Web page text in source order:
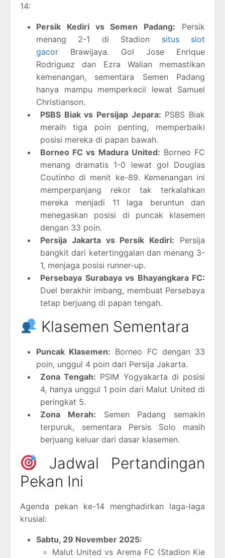
14:
Persik Kediri vs Semen Padang: Persik
menang 2-1 di Stadion situs slot
gacor Brawijaya. Gol Jose Enrique
Rodriguez dan Ezra Walian memastikan
kemenangan, sementara Semen Padang
hanya mampu memperkecil lewat Samuel
Christianson.
PSBS Biak vs Persijap Jepara: PSBS Biak
meraih tiga poin penting, memperbaiki
posisi mereka di papan bawah.
Borneo FC vs Madura United: Borneo FC
menang dramatis 1-0 lewat gol Douglas
Coutinho di menit ke-89. Kemenangan ini
memperpanjang rekor tak terkalahkan
mereka menjadi 11 laga beruntun dan
menegaskan posisi di puncak klasemen
dengan 33 poin.
Persija Jakarta vs Persik Kediri: Persija
bangkit dari ketertinggalan dan menang 3-
1, menjaga posisi runner-up.
Persebaya Surabaya vs Bhayangkara FC:
Duel berakhir imbang, membuat Persebaya
tetap berjuang di papan tengah.
Klasemen Sementara
Puncak Klasemen: Borneo FC dengan 33
poin, unggul 4 poin dari Persija Jakarta.
Zona Tengah: PSIM Yogyakarta di posisi
4, hanya unggul 1 poin dari Malut United di
peringkat 5.
Zona Merah: Semen Padang semakin
terpuruk, sementara Persis Solo masih
berjuang keluar dari dasar klasemen.
Jadwal Pertandingan
Pekan Ini
Agenda pekan ke-14 menghadirkan laga-laga
krusial:
Sabtu, 29 November 2025:
Malut United vs Arema FC (Stadion Kie